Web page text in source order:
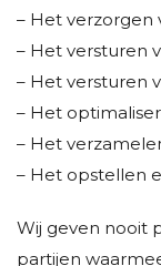
– Het verzorgen
– Het versturen
– Het versturen
– Het
– Het
– Het opstellen
Wij geven nooit
partijen